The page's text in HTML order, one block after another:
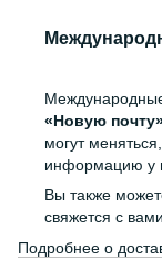
«Новую
могут
информацию у
Вы также
свяжется с
Подробнее о